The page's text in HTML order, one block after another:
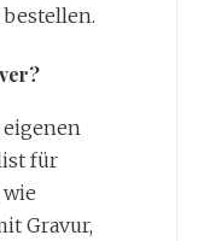
für
Gravur,